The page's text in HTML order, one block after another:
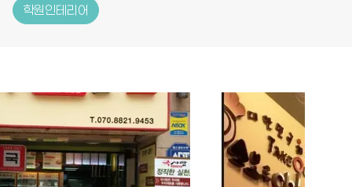
학원인테리어